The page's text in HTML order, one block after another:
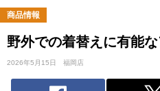
商品情報
野外での着替えに有能な
2026年5月15日 福岡店